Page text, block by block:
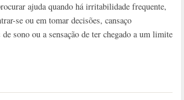
ajuda quando há irritabilidade frequente,
se ou em tomar decisões, cansaço
sono ou a sensação de ter chegado a um limite